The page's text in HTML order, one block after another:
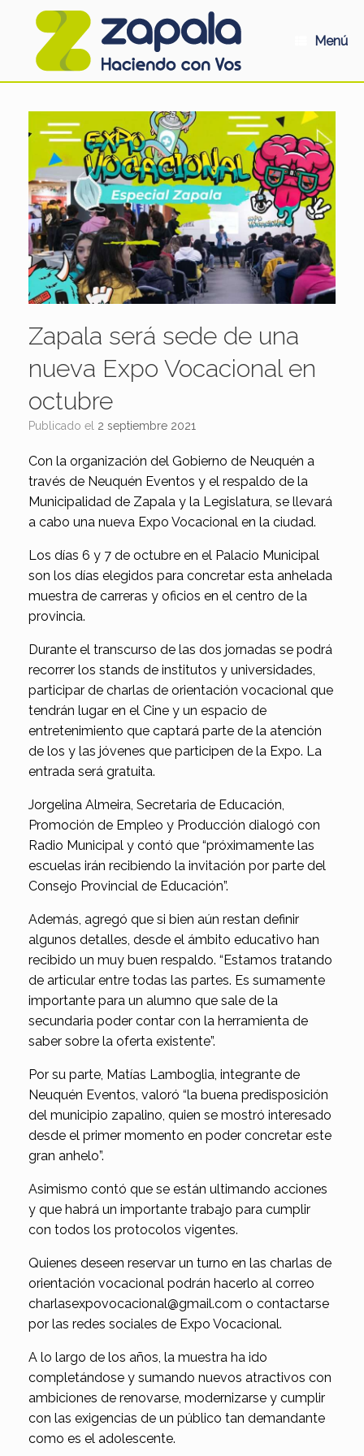
Menú
Zapala será sede de una
nueva Expo Vocacional en
octubre
Publicado el 2 septiembre 2021
Con la organización del Gobierno de Neuquén a
través de Neuquén Eventos y el respaldo de la
Municipalidad de Zapala y la Legislatura, se llevará
a cabo una nueva Expo Vocacional en la ciudad.
Los días 6 y 7 de octubre en el Palacio Municipal
son los días elegidos para concretar esta anhelada
muestra de carreras y oficios en el centro de la
provincia.
Durante el transcurso de las dos jornadas se podrá
recorrer los stands de institutos y universidades,
participar de charlas de orientación vocacional que
tendrán lugar en el Cine y un espacio de
entretenimiento que captará parte de la atención
de los y las jóvenes que participen de la Expo. La
entrada será gratuita.
Jorgelina Almeira, Secretaria de Educación,
Promoción de Empleo y Producción dialogó con
Radio Municipal y contó que “próximamente las
escuelas irán recibiendo la invitación por parte del
Consejo Provincial de Educación”.
Además, agregó que si bien aún restan definir
algunos detalles, desde el ámbito educativo han
recibido un muy buen respaldo. “Estamos tratando
de articular entre todas las partes. Es sumamente
importante para un alumno que sale de la
secundaria poder contar con la herramienta de
saber sobre la oferta existente”.
Por su parte, Matías Lamboglia, integrante de
Neuquén Eventos, valoró “la buena predisposición
del municipio zapalino, quien se mostró interesado
desde el primer momento en poder concretar este
gran anhelo”.
Asimismo contó que se están ultimando acciones
y que habrá un importante trabajo para cumplir
con todos los protocolos vigentes.
Quienes deseen reservar un turno en las charlas de
orientación vocacional podrán hacerlo al correo
charlasexpovocacional@gmail.com o contactarse
por las redes sociales de Expo Vocacional.
A lo largo de los años, la muestra ha ido
completándose y sumando nuevos atractivos con
ambiciones de renovarse, modernizarse y cumplir
con las exigencias de un público tan demandante
como es el adolescente.